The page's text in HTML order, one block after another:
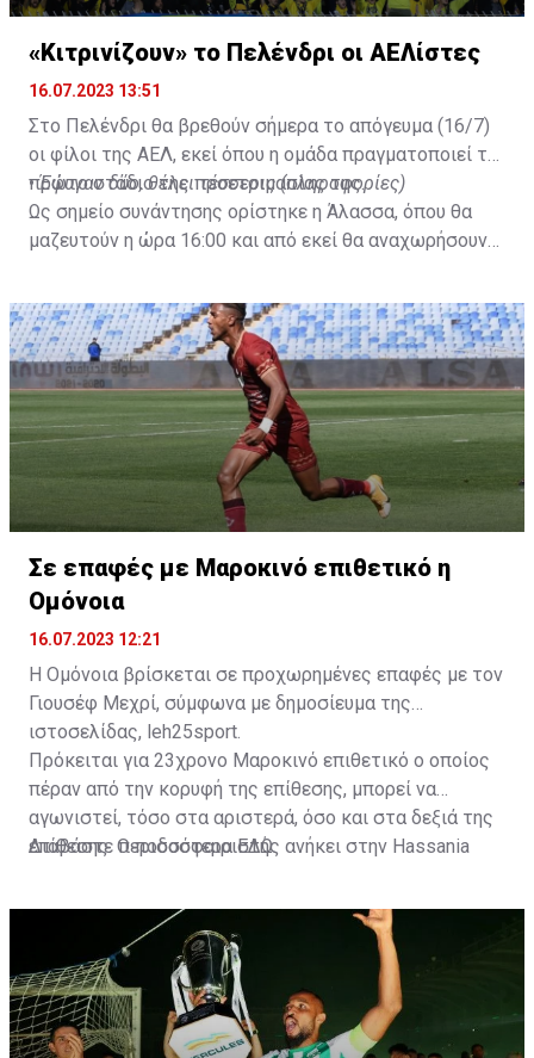
«Κιτρινίζουν» το Πελένδρι οι ΑΕΛίστες
16.07.2023 13:51
Στο Πελένδρι θα βρεθούν σήμερα το απόγευμα (16/7)
οι φίλοι της ΑΕΛ, εκεί όπου η ομάδα πραγματοποιεί το
πρώτο στάδιο της προετοιμασίας της.
•Έφυγαν δύο, θέλει τέσσερις (πληροφορίες)
Ως σημείο συνάντησης ορίστηκε η Άλασσα, όπου θα
μαζευτούν η ώρα 16:00 και από εκεί θα αναχωρήσουν
της ομάδας.
Σε επαφές με Μαροκινό επιθετικό η
Ομόνοια
16.07.2023 12:21
Η Ομόνοια βρίσκεται σε προχωρημένες επαφές με τον
Γιουσέφ Μεχρί, σύμφωνα με δημοσίευμα της
ιστοσελίδας, leh25sport.
Πρόκειται για 23χρονο Μαροκινό επιθετικό ο οποίος
πέραν από την κορυφή της επίθεσης, μπορεί να
αγωνιστεί, τόσο στα αριστερά, όσο και στα δεξιά της
επίθεσης. Ο ποδοσφαιριστής ανήκει στην Hassania
Διαβάστε περισσότεραΕΔΩ.